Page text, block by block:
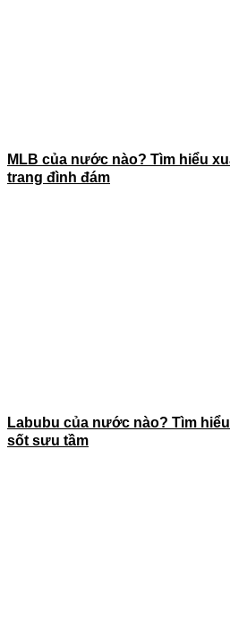
MLB của nước nào? Tìm hiểu
trang đình đám
Labubu của nước nào? Tìm
sốt sưu tầm